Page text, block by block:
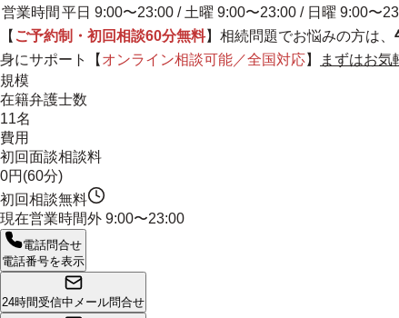
営業時間 平日 9:00〜23:00 / 土曜 9:00〜23:00 / 日曜 9:00〜
【 ご予約制・初回相談60分無料】相続問題でお悩みの方は、
身にサポート
【 オンライン相談可能／全国対応】 まずはお気
規模
在籍弁護士数
11名
費用
初回面談相談料
0円(60分)
初回相談無料
現在営業時間外 9:00〜23:00
電話問合せ
電話番号を表示
24時間受信中 メール問合せ